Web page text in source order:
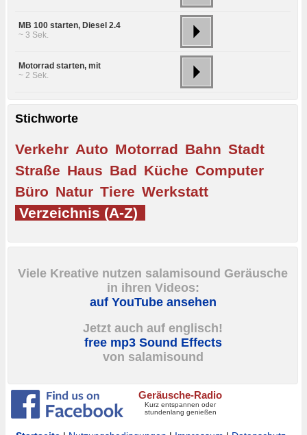
MB 100 starten, Diesel 2.4
~ 3 Sek.
Motorrad starten, mit
~ 2 Sek.
Stichworte
Verkehr Auto Motorrad Bahn Stadt
Straße Haus Bad Küche Computer
Büro Natur Tiere Werkstatt
Verzeichnis (A-Z)
Viele Kreative nutzen salamisound Geräusche
in ihren Videos:
auf YouTube ansehen
Jetzt auch auf englisch!
free mp3 Sound Effects
von salamisound
Geräusche-Radio
Kurz entspannen oder
stundenlang genießen